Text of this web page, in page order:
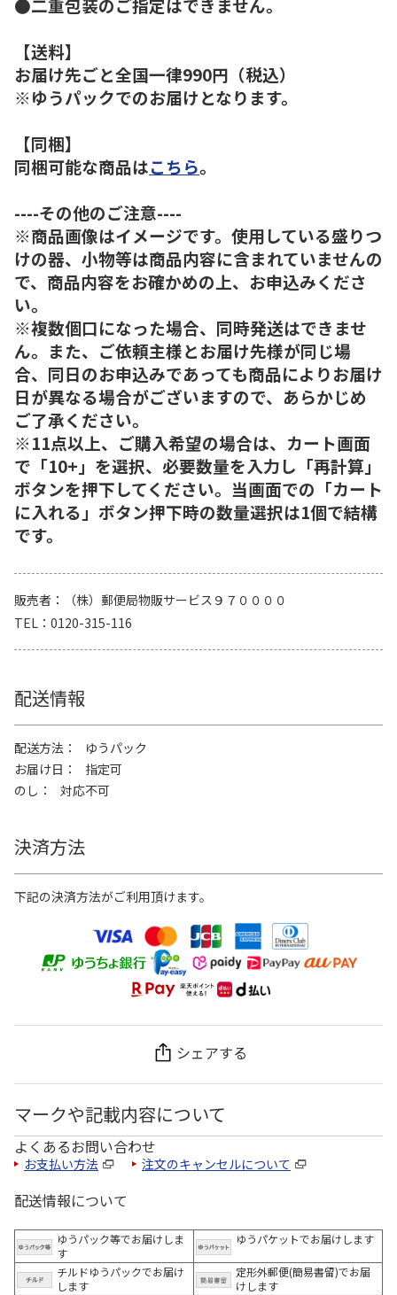
【送料】
お届け先ごと全国一律990円（税込）
※ゆうパックでのお届けとなります。
【同梱】
同梱可能な商品はこちら。
----その他のご注意----
※商品画像はイメージです。使用している盛りつ
けの器、小物等は商品内容に含まれていませんの
で、商品内容をお確かめの上、お申込みくださ
い。
※複数個口になった場合、同時発送はできませ
ん。また、ご依頼主様とお届け先様が同じ場
合、同日のお申込みであっても商品によりお届け
日が異なる場合がございますので、あらかじめ
ご了承ください。
※11点以上、ご購入希望の場合は、カート画面
で「10+」を選択、必要数量を入力し「再計算」
ボタンを押下してください。当画面での「カート
に入れる」ボタン押下時の数量選択は1個で結構
です。
販売者
（株）郵便局物販サービス９７００００
TEL
0120-315-116
配送情報
配送方法
ゆうパック
お届け日
指定可
のし
対応不可
決済方法
下記の決済方法がご利用頂けます。
シェアする
マークや記載内容について
よくあるお問い合わせ
お支払い方法 注文のキャンセルについて
配送情報について
ゆうパック等でお届けしま
す
ゆうパケットでお届けします
チルドゆうパックでお届け
します
定形外郵便(簡易書留)でお届
けします